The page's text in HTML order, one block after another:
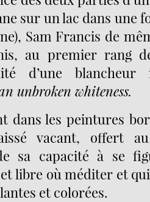
sur un lac dans une
Sam Francis de
au premier rang
d’une
unbroken whiteness.
dans les peintures
vacant, offert
sa capacité à se
et libre où méditer et
et colorées.